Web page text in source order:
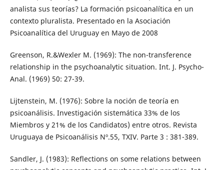
analista sus teorías? La formación psicoanalítica en un
contexto pluralista. Presentado en la Asociación
Psicoanalítica del Uruguay en Mayo de 2008
Greenson, R.&Wexler M. (1969): The non-transference
relationship in the psychoanalytic situation. Int. J. Psycho-
Anal. (1969) 50: 27-39.
Lijtenstein, M. (1976): Sobre la noción de teoría en
psicoanálisis. Investigación sistemática 33% de los
Miembros y 21% de los Candidatos) entre otros. Revista
Uruguaya de Psicoanálisis Nº.55, TXIV. Parte 3 : 381-389.
Sandler, J. (1983): Reflections on some relations between